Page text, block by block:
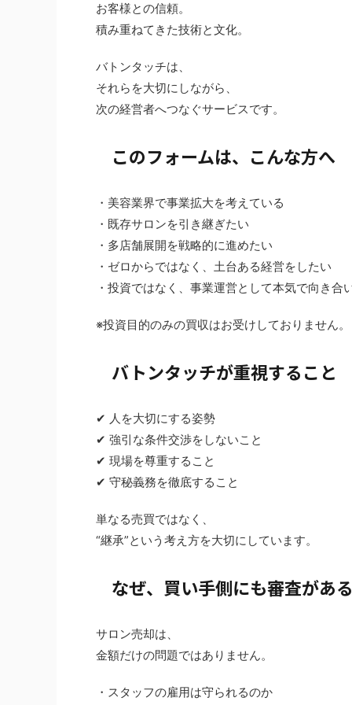
お客様との信頼。
積み重ねてきた技術と文化。
バトンタッチは、
それらを大切にしながら、
次の経営者へつなぐサービスです。
このフォームは、こんな方へ
・美容業界で事業拡大を考えている
・既存サロンを引き継ぎたい
・多店舗展開を戦略的に進めたい
・ゼロからではなく、土台ある経営をしたい
・投資ではなく、事業運営として本気で向き合
※投資目的のみの買収はお受けしておりません。
バトンタッチが重視すること
✔ 人を大切にする姿勢
✔ 強引な条件交渉をしないこと
✔ 現場を尊重すること
✔ 守秘義務を徹底すること
単なる売買ではなく、
“継承”という考え方を大切にしています。
なぜ、買い手側にも審査があ
サロン売却は、
金額だけの問題ではありません。
・スタッフの雇用は守られるのか